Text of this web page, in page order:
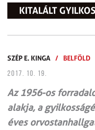
KITALÁLT
SZÉP E. KINGA / BELFÖLD
2017. 10. 19.
Az 1956-os
alakja, a
éves